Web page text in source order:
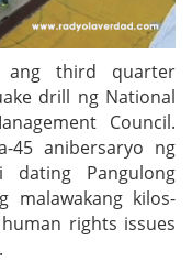
ang third quarter
drill ng National
Council.
45 anibersaryo ng
Pangulong
malawakang kilos-
rights issues